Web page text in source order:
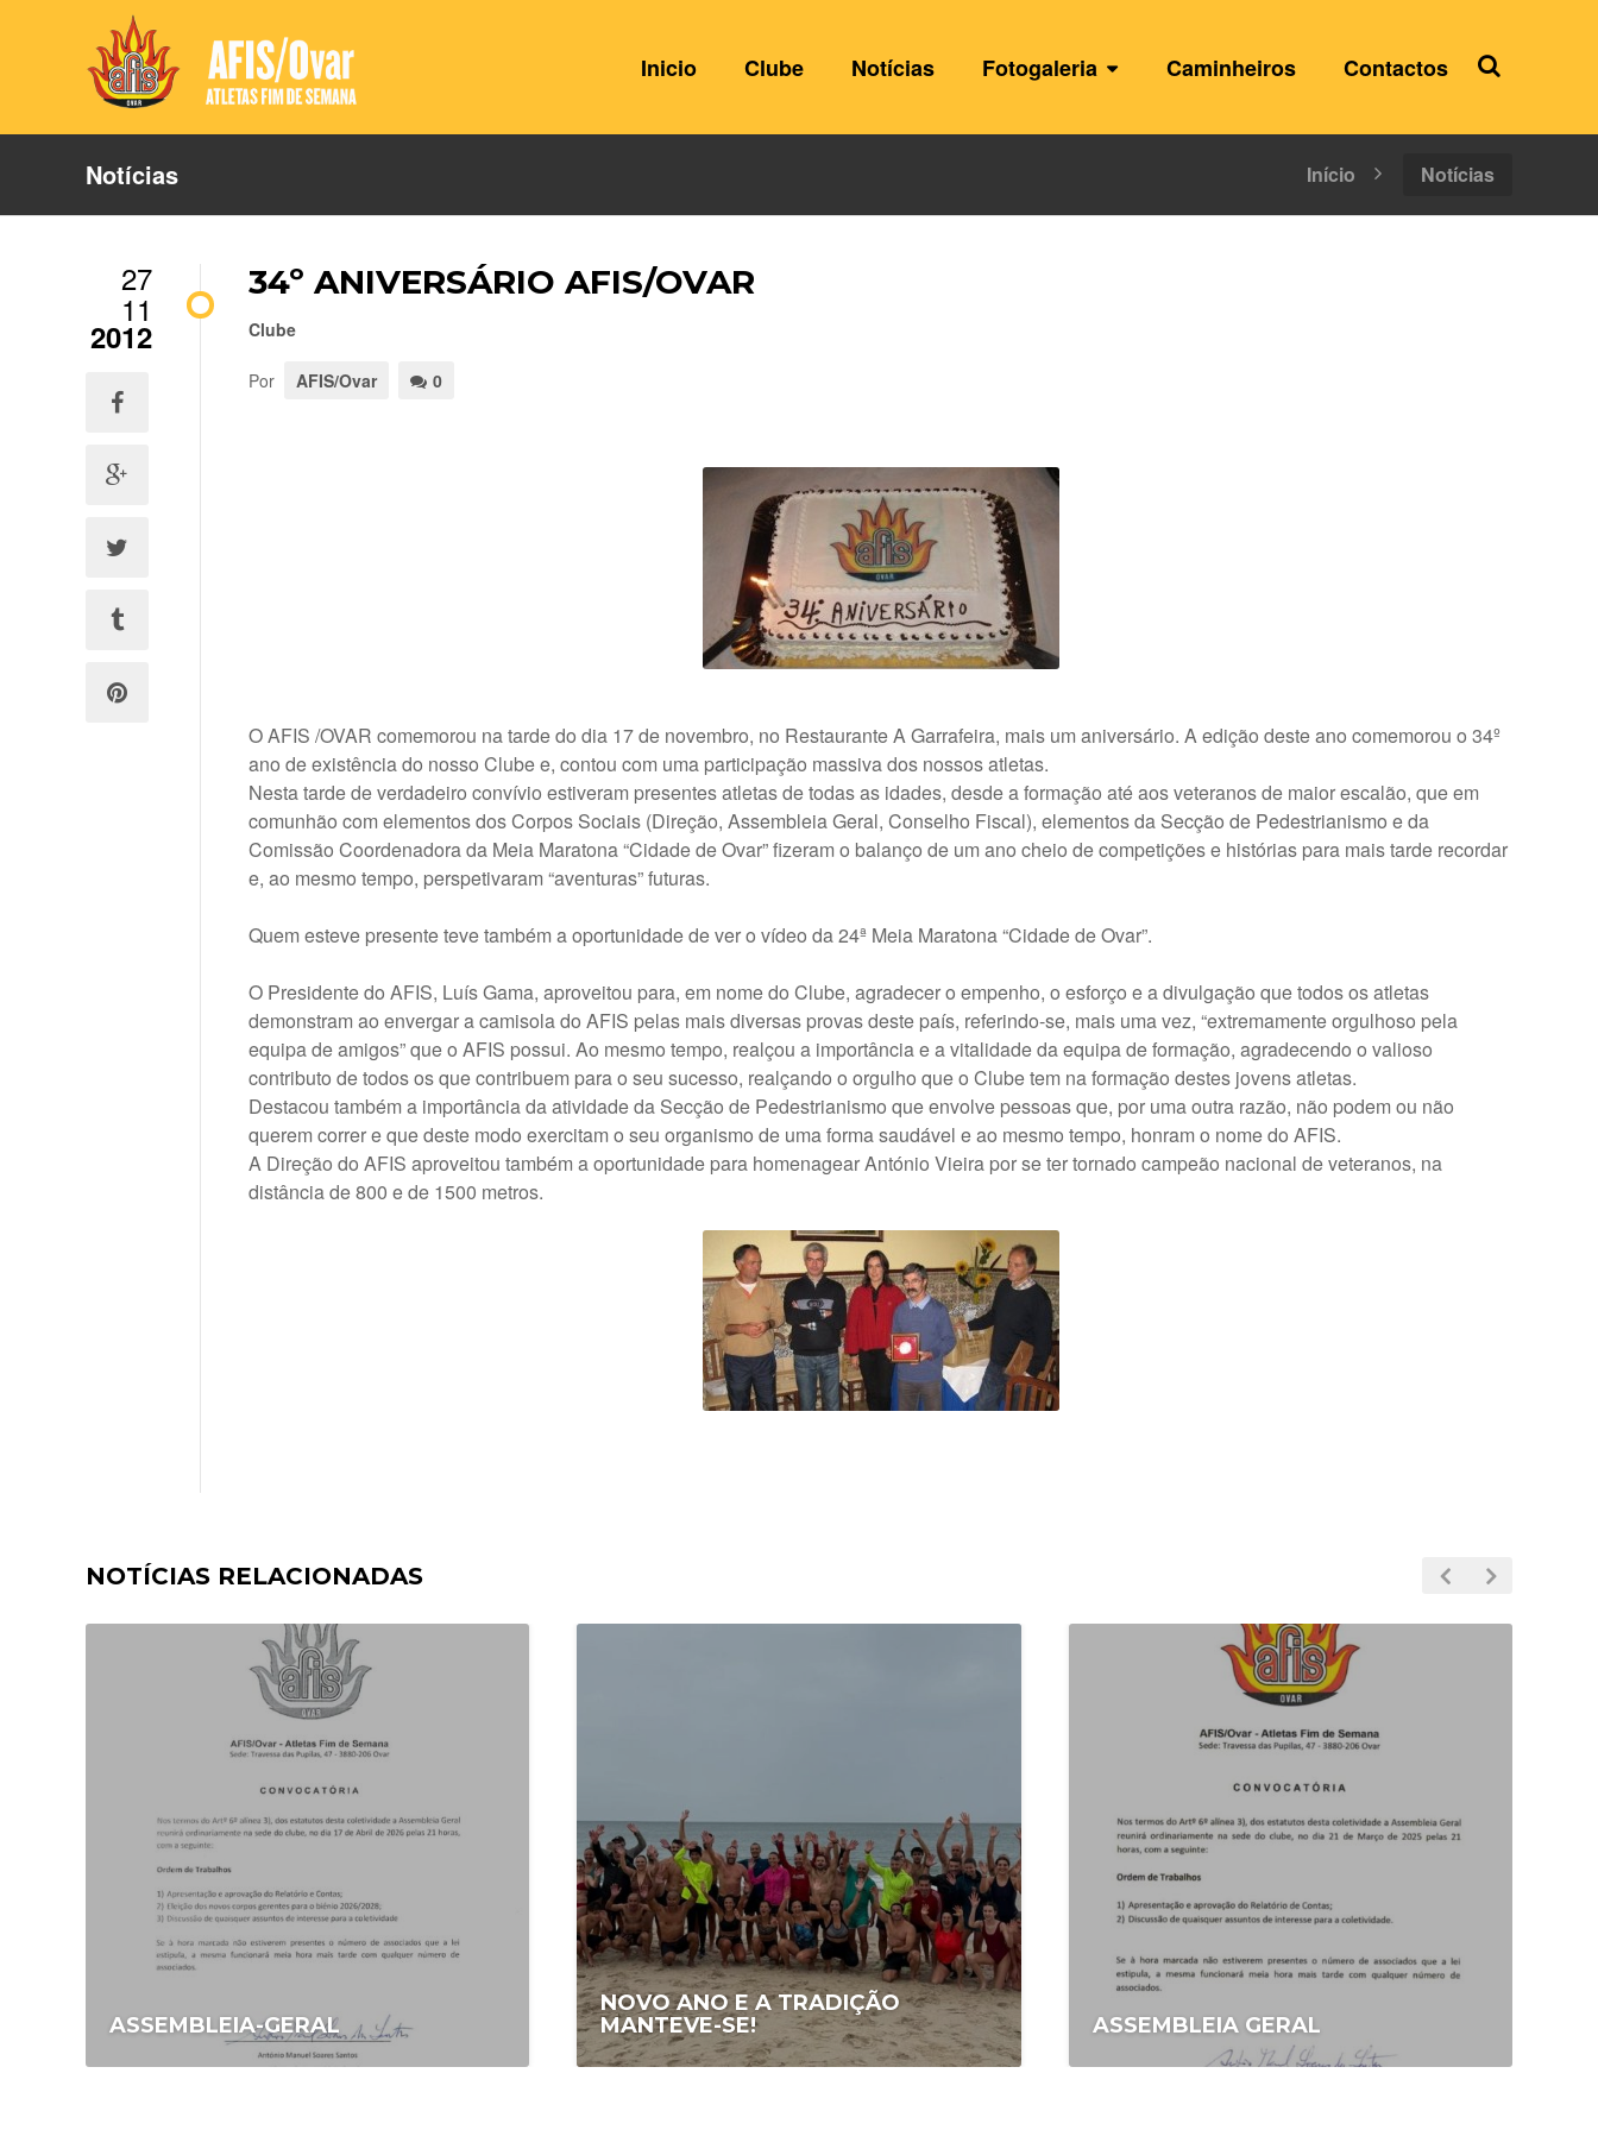
Inicio Clube Notícias Fotogaleria Caminheiros Contactos
Notícias Início Notícias
27
11
2012
34º ANIVERSÁRIO AFIS/OVAR
Clube
Por AFIS/Ovar 0
O AFIS /OVAR comemorou na tarde do dia 17 de novembro, no Restaurante A Garrafeira, mais um aniversário. A edição deste ano comemorou o 34º
ano de existência do nosso Clube e, contou com uma participação massiva dos nossos atletas.
Nesta tarde de verdadeiro convívio estiveram presentes atletas de todas as idades, desde a formação até aos veteranos de maior escalão, que em
comunhão com elementos dos Corpos Sociais (Direção, Assembleia Geral, Conselho Fiscal), elementos da Secção de Pedestrianismo e da
Comissão Coordenadora da Meia Maratona “Cidade de Ovar” fizeram o balanço de um ano cheio de competições e histórias para mais tarde recordar
e, ao mesmo tempo, perspetivaram “aventuras” futuras.
Quem esteve presente teve também a oportunidade de ver o vídeo da 24ª Meia Maratona “Cidade de Ovar”.
O Presidente do AFIS, Luís Gama, aproveitou para, em nome do Clube, agradecer o empenho, o esforço e a divulgação que todos os atletas
demonstram ao envergar a camisola do AFIS pelas mais diversas provas deste país, referindo-se, mais uma vez, “extremamente orgulhoso pela
equipa de amigos” que o AFIS possui. Ao mesmo tempo, realçou a importância e a vitalidade da equipa de formação, agradecendo o valioso
contributo de todos os que contribuem para o seu sucesso, realçando o orgulho que o Clube tem na formação destes jovens atletas.
Destacou também a importância da atividade da Secção de Pedestrianismo que envolve pessoas que, por uma outra razão, não podem ou não
querem correr e que deste modo exercitam o seu organismo de uma forma saudável e ao mesmo tempo, honram o nome do AFIS.
A Direção do AFIS aproveitou também a oportunidade para homenagear António Vieira por se ter tornado campeão nacional de veteranos, na
distância de 800 e de 1500 metros.
NOTÍCIAS RELACIONADAS
ASSEMBLEIA-GERAL
NOVO ANO E A TRADIÇÃO
MANTEVE-SE!
ASSEMBLEIA GERAL